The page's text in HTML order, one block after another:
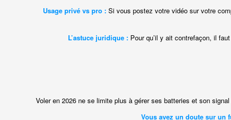
Usage privé vs pro :Si vous postez votre vidéo sur votre
L’astuce juridique : Pour qu’il y ait contrefaçon, il
Voler en 2026 ne se limite plus à gérer ses batteries et son
Vous avez un doute sur un